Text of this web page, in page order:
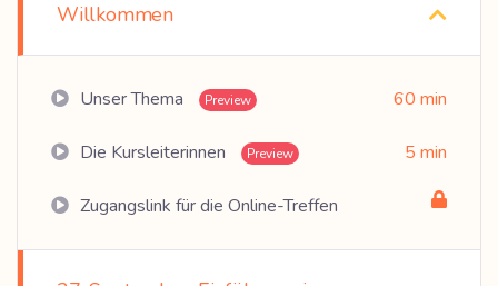
Willkommen
Unser Thema Preview 60 min
Die Kursleiterinnen Preview 5 min
Zugangslink für die Online-Treffen